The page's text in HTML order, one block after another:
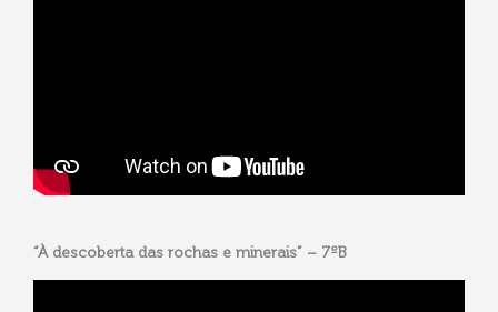
“À descoberta das rochas e minerais” – 7ºB